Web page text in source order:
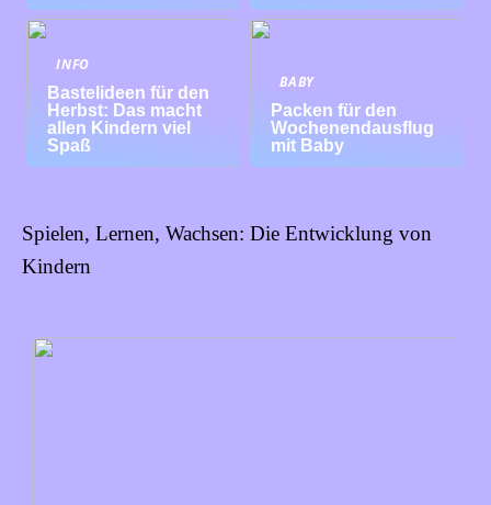
INFO
Bastelideen für den
Herbst: Das macht
allen Kindern viel
Spaß
BABY
Packen für den
Wochenendausflug
mit Baby
Spielen, Lernen, Wachsen: Die Entwicklung von
Kindern